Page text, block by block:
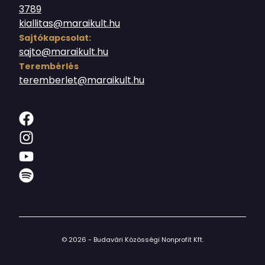
3789
kiallitas@maraikult.hu
Sajtókapcsolat:
sajto@maraikult.hu
Terembérlés
teremberlet@maraikult.hu
© 2026 - Budavári Közösségi Nonprofit Kft.